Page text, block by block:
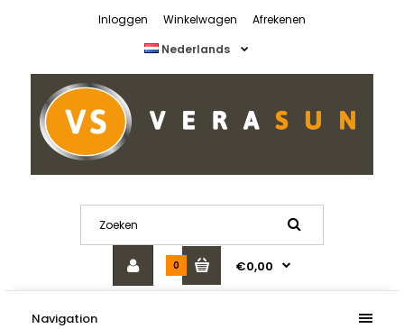
Inloggen Winkelwagen
Afrekenen
Nederlands
0 €0,00
Navigation